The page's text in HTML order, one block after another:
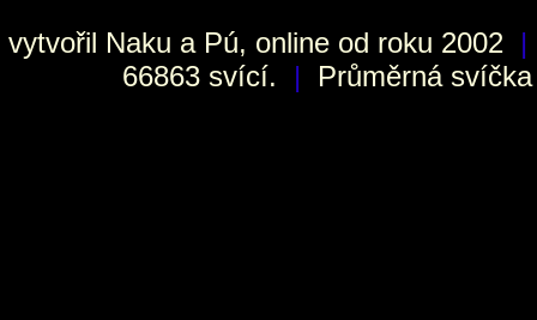
vytvořil Naku a Pú, online od roku 2002 |
66863 svící.
| Průměrná